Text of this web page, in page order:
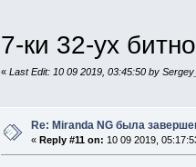
7-ки 32-ух
«Last Edit: 10 09 2019, 03:45:50 by
Re: Miranda NG была
« Reply #11 on: 10 09 2019,